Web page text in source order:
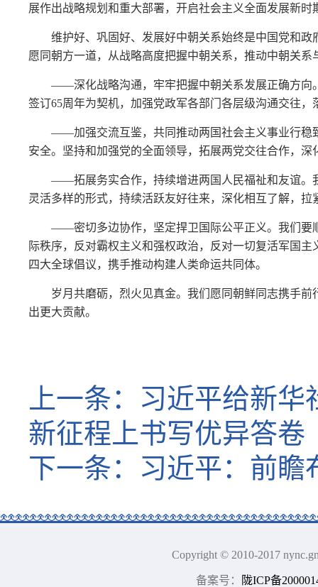
展作出战略规划和重大部署，开启社会主义全面发展新时
维护好、巩固好、发展好中朝关系始终是中国党和
愿同朝方一道，从战略高度把握中朝关系，推动中朝关系
——深化战略沟通，牢牢把握中朝关系发展正确方向
签订65周年为契机，加强党政军各部门各层级沟通交往
——加强交流互鉴，共同推动两国社会主义事业行稳
安全。坚持和加强党的全面领导，拓展两党交往合作，
——拓展务实合作，持续增进两国人民福祉和友谊。
灵活多样的形式，持续活跃友好往来，深化相互了解，
——密切多边协作，坚定捍卫国际公平正义。我们要
际秩序，反对霸权主义和强权政治，反对一切复活军国
四大全球倡议，携手推动构建人类命运共同体。
岁月共磨砺，烈火见真金。我们愿同朝鲜同志携手
出更大贡献。
上一条： 习近平给新华
新征程上书写优异答卷
下一条： 习近平：前瞻
Copyright © 2010-2017
备案号： 陇ICP备